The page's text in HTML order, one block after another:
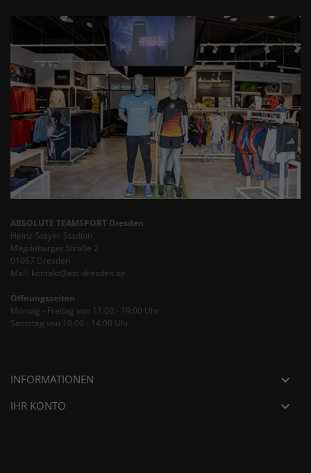
ABSOLUTE TEAMSPORT Dresden
Heinz-Steyer-Stadion
Magdeburger Straße 2
01067 Dresden
Mail: kontakt@ats-dresden.de
Öffnungszeiten
Montag - Freitag von 11:00 - 19:00 Uhr
Samstag von 10:00 - 14:00 Uhr
INFORMATIONEN 
IHR KONTO 